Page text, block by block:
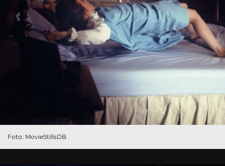
Foto: MovieStillsDB